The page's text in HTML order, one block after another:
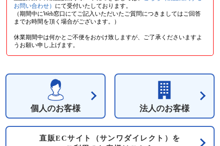
お問い合わせ） にて受付いたしております。
（期間中にWeb窓口にてご記入いただいたご質問につきましてはご回答
までお時間を頂く場合がございます。）
休業期間中は何かとご不便をおかけ致しますが、ご了承くださいますよ
うお願い申し上げます。
個人のお客様 法人のお客様
直販ECサイト（サンワダイレクト）を